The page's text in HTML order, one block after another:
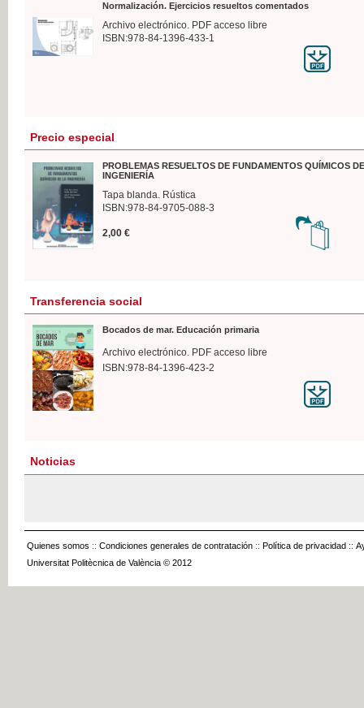
Normalización. Ejercicios resueltos comentados
Archivo electrónico. PDF acceso libre
ISBN:978-84-1396-433-1
Precio especial
PROBLEMAS RESUELTOS DE FUNDAMENTOS QUÍMICOS
INGENIERÍA
Tapa blanda. Rústica
ISBN:978-84-9705-088-3
2,00 €
Transferencia social
Bocados de mar. Educación primaria
Archivo electrónico. PDF acceso libre
ISBN:978-84-1396-423-2
Noticias
Quienes somos :: Condiciones generales de contratación :: Política de privacidad ::
Universitat Politècnica de València © 2012